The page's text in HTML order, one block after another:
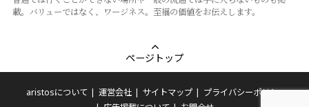
載。バリューではなく、ワージネス。⾄福の価値をお伝えします。
ページトップ
aristosについて 運営会社 サイトマップ
プライバシーポリシー